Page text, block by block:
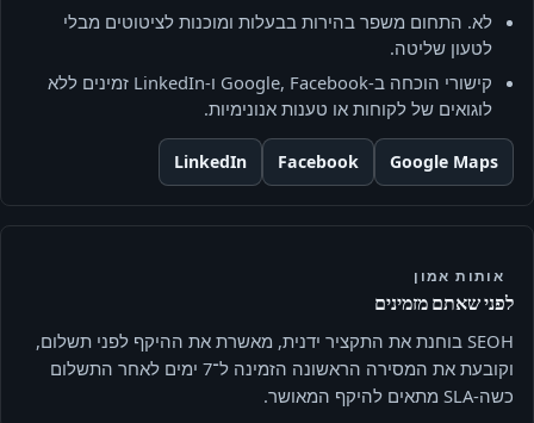
לא. התחום משפר בהירות בבעלות ומוכנות לציטוטים מבלי
לטעון שליטה.
קישורי הוכחה ב‑Google, Facebook ו‑LinkedIn זמינים ללא
לוגואים של לקוחות או טענות אנונימיות.
Google Maps
Facebook
LinkedIn
אותות אמון
לפני שאתם מזמינים
SEOH בוחנת את התקציר ידנית, מאשרת את ההיקף לפני תשלום,
וקובעת את המסירה הראשונה הזמינה ל־7 ימים לאחר התשלום
כשה-SLA מתאים להיקף המאושר.